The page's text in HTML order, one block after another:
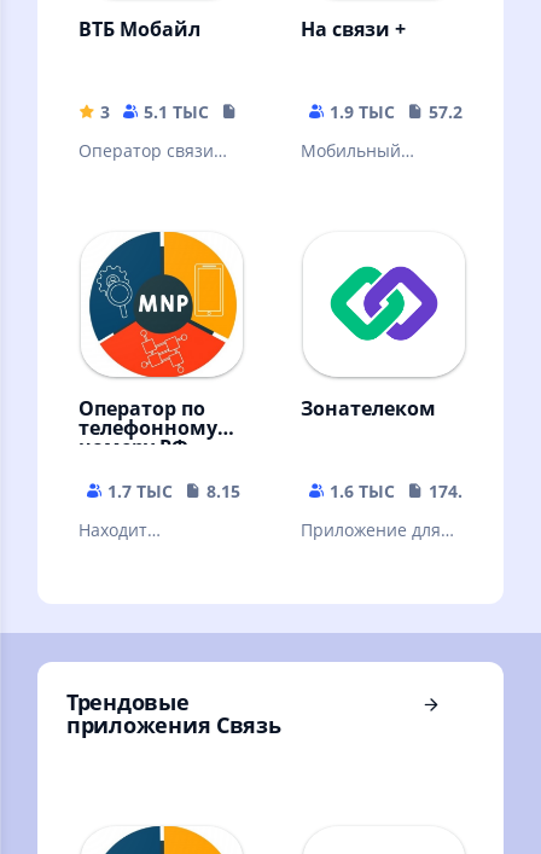
ВТБ Мобайл
3 5.1 ТЫС
Оператор связи
На связи +
1.9 ТЫС
57.29 MB
Мобильный
Оператор по
телефонному
номеру РФ
1.7 ТЫС
8.15 MB
Находит
MNP
Зонателеком
1.6 ТЫС
174.51 MB
Приложение для
Трендовые
приложения Связь